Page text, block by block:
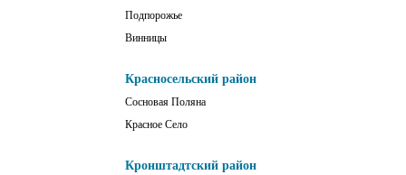
Подпорожье
Винницы
Красносельский район
Сосновая Поляна
Красное Село
Кронштадтский район